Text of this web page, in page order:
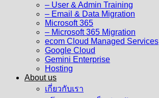
– User & Admin Training
– Email & Data Migration
Microsoft 365
– Microsoft 365 Migration
ecom Cloud Managed Services
Google Cloud
Gemini Enterprise
Hosting
About us
เกี่ยวกับเรา